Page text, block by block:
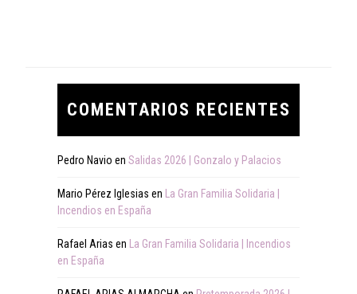
COMENTARIOS RECIENTES
Pedro Navio en Salidas 2026 | Gonzalo y Palacios
Mario Pérez Iglesias en
La Gran Familia Solidaria |
Incendios en España
Rafael Arias en
La Gran Familia Solidaria | Incendios
en España